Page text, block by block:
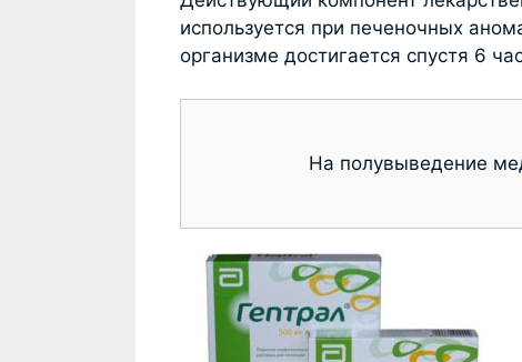
используется при печеночных
организме достигается спустя 6
На полувыведение